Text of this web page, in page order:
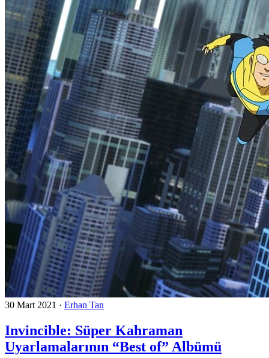
30 Mart 2021 · Erhan Tan
Invincible: Süper Kahraman
Uyarlamalarının “Best of” Albümü